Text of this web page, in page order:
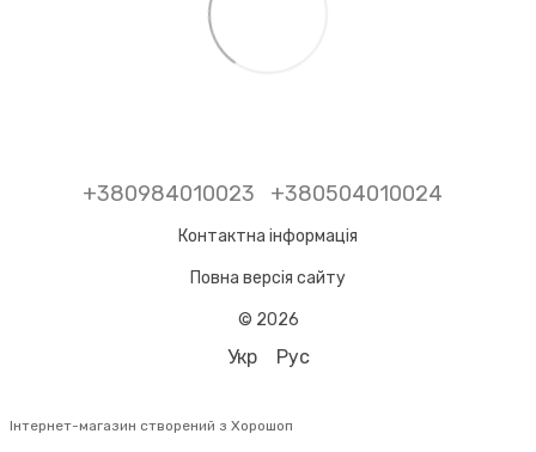
+380984010023 +380504010024
Контактна інформація
Повна версія сайту
© 2026
Укр Рус
Інтернет-магазин створений з Хорошоп